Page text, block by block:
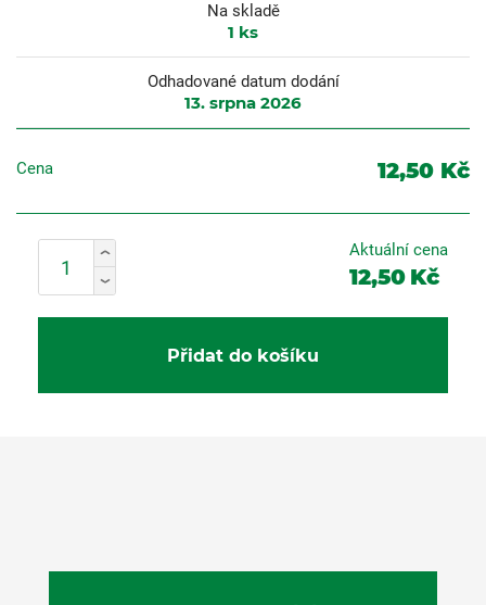
Na skladě
1 ks
Odhadované datum dodání
13. srpna 2026
Cena 12,50 Kč
Aktuální cena
12,50 Kč
Přidat do košíku